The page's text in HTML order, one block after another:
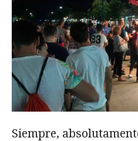
Siempre,